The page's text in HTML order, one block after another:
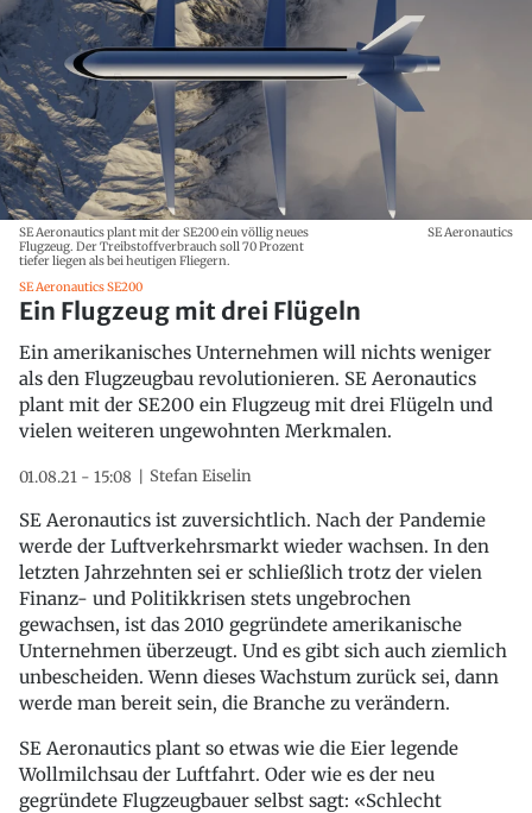
SE Aeronautics plant mit der SE200 ein völlig neues
Flugzeug. Der Treibstoffverbrauch soll 70 Prozent
tiefer liegen als bei heutigen Fliegern.
SE Aeronautics
SE Aeronautics SE200
Ein Flugzeug mit drei Flügeln
Ein amerikanisches Unternehmen will nichts weniger
als den Flugzeugbau revolutionieren. SE Aeronautics
plant mit der SE200 ein Flugzeug mit drei Flügeln und
vielen weiteren ungewohnten Merkmalen.
01.08.21 - 15:08 Stefan Eiselin
SE Aeronautics ist zuversichtlich. Nach der Pandemie
werde der Luftverkehrsmarkt wieder wachsen. In den
letzten Jahrzehnten sei er schließlich trotz der vielen
Finanz- und Politikkrisen stets ungebrochen
gewachsen, ist das 2010 gegründete amerikanische
Unternehmen überzeugt. Und es gibt sich auch ziemlich
unbescheiden. Wenn dieses Wachstum zurück sei, dann
werde man bereit sein, die Branche zu verändern.
SE Aeronautics plant so etwas wie die Eier legende
Wollmilchsau der Luftfahrt. Oder wie es der neu
gegründete Flugzeugbauer selbst sagt: «Schlecht